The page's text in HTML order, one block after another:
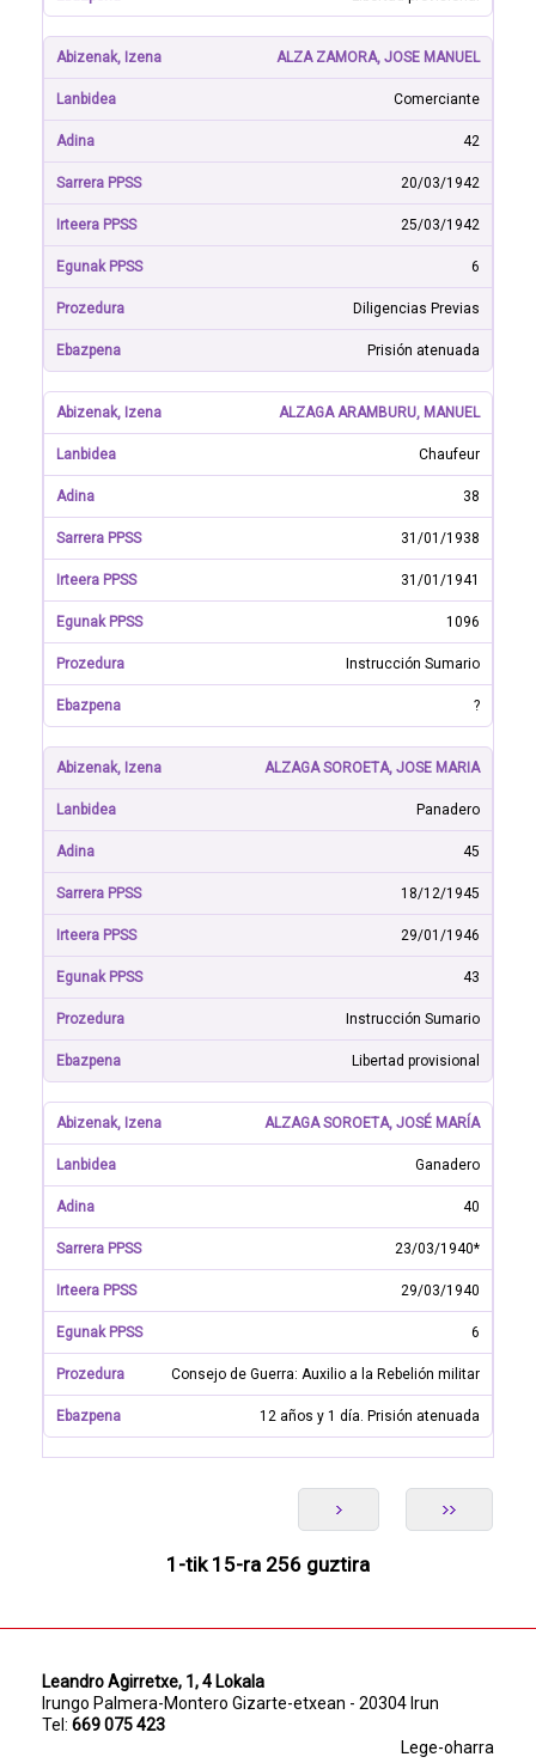
ALZA ZAMORA, JOSE MANUEL
Comerciante
42
20/03/1942
25/03/1942
6
Diligencias Previas
Prisión atenuada
ALZAGA ARAMBURU, MANUEL
Chaufeur
38
31/01/1938
31/01/1941
1096
Instrucción Sumario
?
ALZAGA SOROETA, JOSE MARIA
Panadero
45
18/12/1945
29/01/1946
43
Instrucción Sumario
Libertad provisional
ALZAGA SOROETA, JOSÉ MARÍA
Ganadero
40
23/03/1940*
29/03/1940
6
Consejo de Guerra: Auxilio a la Rebelión militar
12 años y 1 día. Prisión atenuada
1-tik 15-ra 256 guztira
Leandro Agirretxe, 1, 4 Lokala
Irungo Palmera-Montero Gizarte-etxean - 20304 Irun
Tel: 669 075 423
Lege-oharra